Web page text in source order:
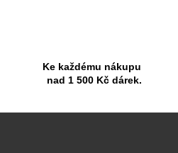
Ke každému nákupu
nad 1 500 Kč dárek.